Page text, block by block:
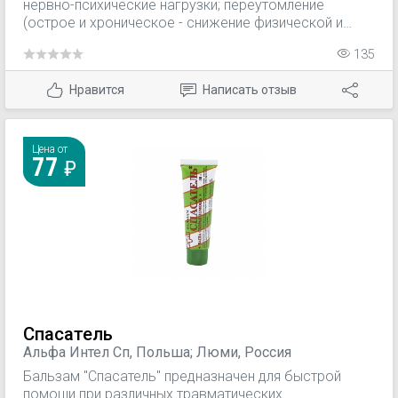
нервно-психические нагрузки; переутомление
(острое и хроническое - снижение физической и
утомляемость, ухудшение самочувствия,
сонливость, снижение памяти и внимания,
вегетативная лабильность, изменение
эмоционального состояния, закрепощенность,
135
Нравится Написать отзыв
Цена от
77
Спасатель
Альфа Интел Сп, Польша; Люми, Россия
Бальзам "Спасатель" предназначен для быстрой
помощи при различных травматических